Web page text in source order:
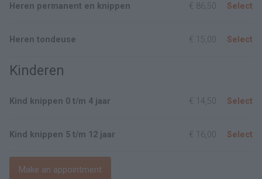
Heren permanent en knippen € 86,50 Select
Heren tondeuse € 15,00 Select
Kinderen
Kind knippen 0 t/m 4 jaar € 14,50 Select
Kind knippen 5 t/m 12 jaar € 16,00 Select
Make an appointment